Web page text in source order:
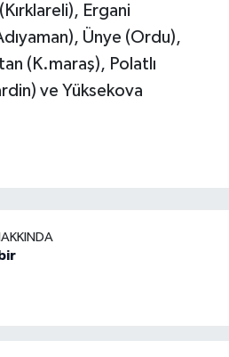
Ergani
Ünye (Ordu),
(K.maraş), Polatlı
ve Yüksekova